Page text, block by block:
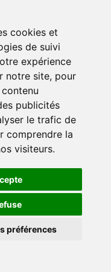
cookies et
de suivi
expérience
notre site, pour
publicités
le trafic de
comprendre la
visiteurs.
préférences